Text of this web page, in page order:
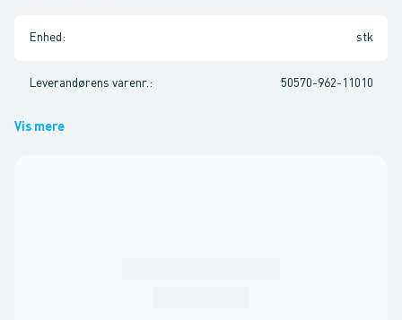
Enhed : stk
Leverandørens varenr. : 50570-962-11010
Vis mere